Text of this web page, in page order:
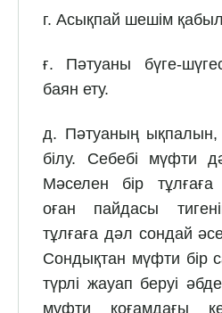
г. Асықпай шешім
ғ. Пәтуаны бүге-
баян ету.
д. Пәтуаның ықпалын,
білу. Себебі мүфти
Мәселен бір тұлғаға
оған пайдасы
тұлғаға дәл сондай
Сондықтан мүфти бір
түрлі жауап беруі
мүфти қоғамдағы